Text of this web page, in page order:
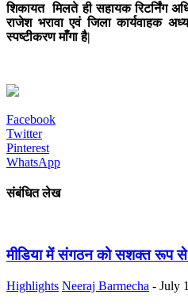
शिकायत मिलते ही सहायक रिटर्निंग
राजेश भरावा एवं जिला कार्यवाहक
स्पष्टीकरण माँगा है|
Facebook
Twitter
Pinterest
WhatsApp
संबंधित लेख
मीडिया में संगठन को सशक्त रूप से
Highlights Neeraj Barmecha - July